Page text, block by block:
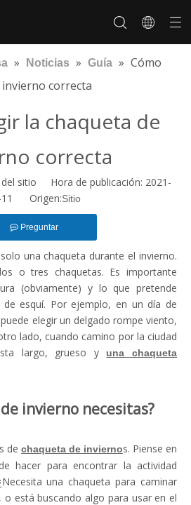
» Noticias » Guía » Cómo
correcta
la chaqueta de
correcta
sitio Hora de publicación: 2021-
11 Origen:Sitio
Preguntar
una chaqueta durante el invierno.
o tres chaquetas. Es importante
(obviamente) y lo que pretende
esquí. Por ejemplo, en un día de
elegir un delgado rompe viento,
lado, cuando camino por la ciudad
largo, grueso y
una chaqueta
invierno necesitas?
de chaqueta de inviernos. Piense en
hacer para encontrar la actividad
una chaqueta para caminar
está buscando algo para usar en el